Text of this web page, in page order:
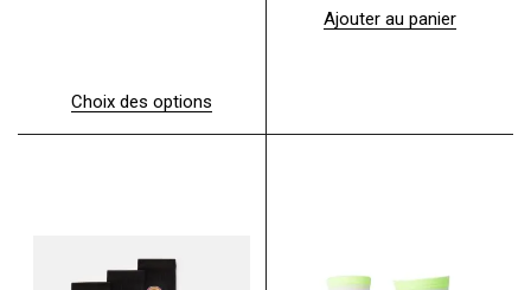
Choix des options
e
i
Ajouter au panier